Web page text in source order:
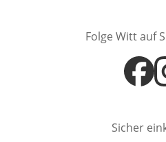
Folge Witt auf
Öffnet
Sicher